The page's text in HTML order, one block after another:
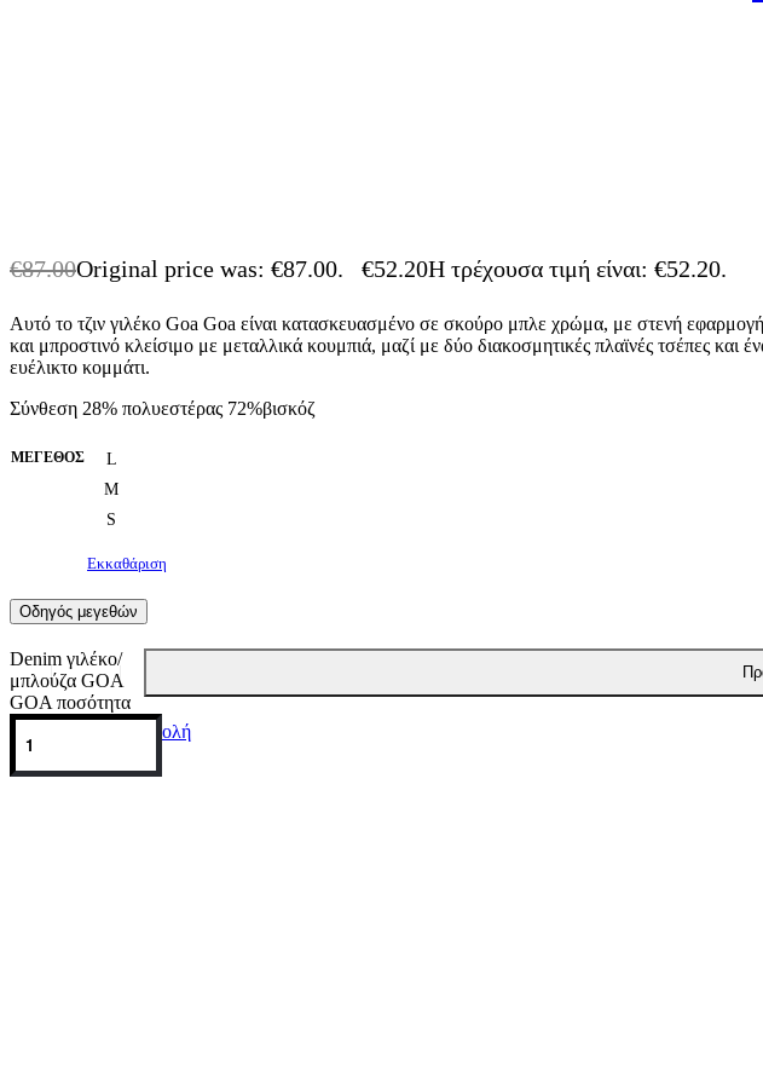
€87.00Original price was: €87.00. €52.20Η τρέχουσα τιμή είναι: €52.20.
Αυτό το τζιν γιλέκο Goa Goa είναι κατασκευασμένο σε σκούρο μπλε χρώμα, με στενή
και μπροστινό κλείσιμο με μεταλλικά κουμπιά, μαζί με δύο διακοσμητικές πλαϊνές τσέπες
ευέλικτο κομμάτι.
Σύνθεση 28% πολυεστέρας 72%βισκόζ
ΜΈΓΕΘΟΣ
L
M
S
Εκκαθάριση
Οδηγός μεγεθών
Denim γιλέκο/
μπλούζα GΟA
GOA ποσότητα
Πληρωμή & Αποστολή